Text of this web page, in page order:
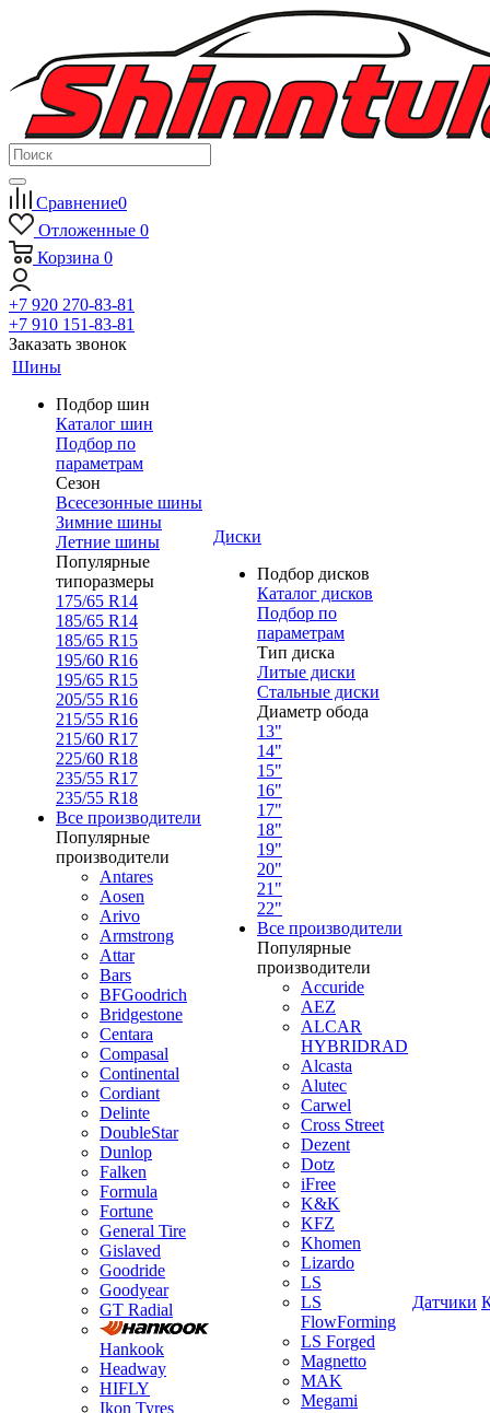
Сравнение0
Отложенные 0
Корзина 0
+7 920 270-83-81
+7 910 151-83-81
Заказать звонок
Шины
Подбор шин
Каталог шин
Подбор по
параметрам
Сезон
Всесезонные шины
Зимние шины
Летние шины
Популярные
типоразмеры
175/65 R14
185/65 R14
185/65 R15
195/60 R16
195/65 R15
205/55 R16
215/55 R16
215/60 R17
225/60 R18
235/55 R17
235/55 R18
Все производители
Популярные
производители
Antares
Aosen
Arivo
Armstrong
Attar
Bars
BFGoodrich
Bridgestone
Centara
Compasal
Continental
Cordiant
Delinte
DoubleStar
Dunlop
Falken
Formula
Fortune
General Tire
Gislaved
Goodride
Goodyear
GT Radial
Hankook
Headway
HIFLY
Ikon Tyres
Диски
Подбор дисков
Каталог дисков
Подбор по
параметрам
Тип диска
Литые диски
Стальные диски
Диаметр обода
13"
14"
15"
16"
17"
18"
19"
20"
21"
22"
Все производители
Популярные
производители
Accuride
AEZ
ALCAR
HYBRIDRAD
Alcasta
Alutec
Carwel
Cross Street
Dezent
Dotz
iFree
K&K
KFZ
Khomen
Lizardo
LS
LS
FlowForming
LS Forged
Magnetto
MAK
Megami
Датчики